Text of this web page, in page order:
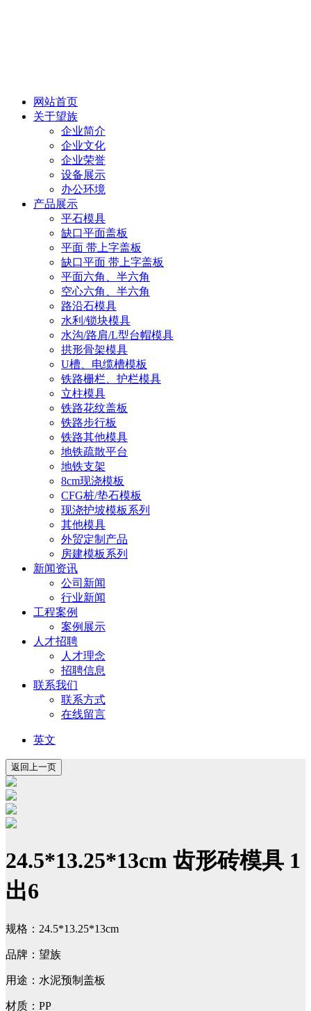
网站首页
关于望族
企业简介
企业文化
企业荣誉
设备展示
办公环境
产品展示
平石模具
缺口平面盖板
平面 带上字盖板
缺口平面 带上字盖板
平面六角、半六角
空心六角、半六角
路沿石模具
水利/锁块模具
水沟/路肩/L型台帽模具
拱形骨架模具
U槽、电缆槽模板
铁路栅栏、护栏模具
立柱模具
铁路花纹盖板
铁路步行板
铁路其他模具
地铁疏散平台
地铁支架
8cm现浇模板
CFG桩/垫石模板
现浇护坡模板系列
其他模具
外贸定制产品
房建模板系列
新闻资讯
公司新闻
行业新闻
工程案例
案例展示
人才招聘
人才理念
招聘信息
联系我们
联系方式
在线留言
英文
24.5*13.25*13cm 齿形砖模具 1
出6
规格：24.5*13.25*13cm
品牌：望族
用途：水泥预制盖板
材质：PP